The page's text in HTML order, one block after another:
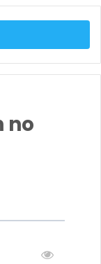
no